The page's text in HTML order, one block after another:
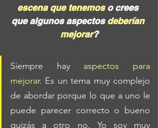
escena que tenemos o crees
que algunos aspectos deberían
mejorar?
Siempre hay aspectos para
mejorar. Es un tema muy complejo
de abordar porque lo que a uno le
puede parecer correcto o bueno
quizás a otro no. Yo soy muy